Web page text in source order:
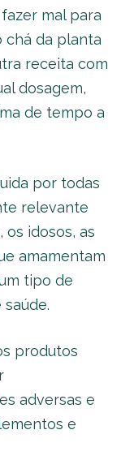
mal para
chá da planta
receita com
dosagem,
de tempo a
por todas
relevante
os idosos, as
amamentam
tipo de
produtos
adversas e
e